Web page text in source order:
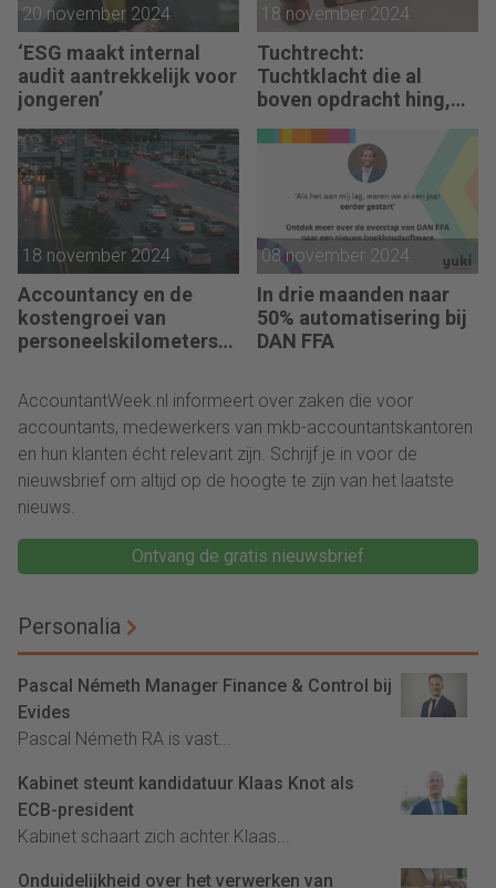
20 november 2024
‘ESG maakt internal
audit aantrekkelijk voor
jongeren’
18 november 2024
Tuchtrecht:
Tuchtklacht die al
boven opdracht hing,
18 november 2024
Accountancy en de
kostengroei van
personeelskilometers
08 november 2024
In drie maanden naar
50% automatisering bij
DAN FFA
AccountantWeek.nl informeert over zaken die voor
accountants, medewerkers van mkb-accountantskantoren
en hun klanten écht relevant zijn. Schrijf je in voor de
nieuwsbrief om altijd op de hoogte te zijn van het laatste
nieuws.
Ontvang de gratis nieuwsbrief
Personalia
Pascal Németh Manager Finance & Control bij
Evides
Pascal Németh RA is vast...
Kabinet steunt kandidatuur Klaas Knot als
ECB-president
Kabinet schaart zich achter Klaas...
Onduidelijkheid over het verwerken van